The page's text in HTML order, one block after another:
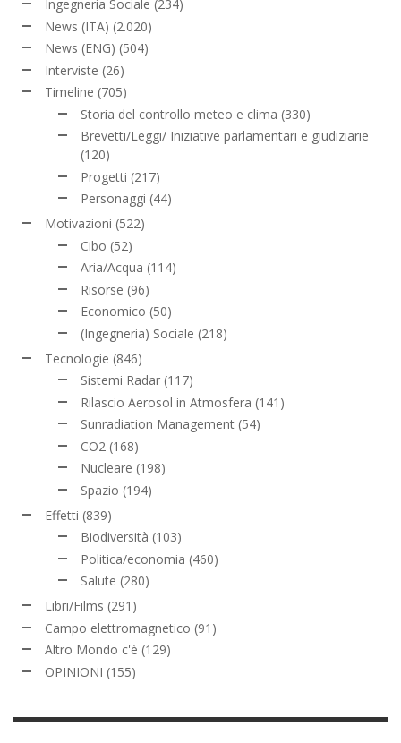
Ingegneria Sociale (234)
News (ITA) (2.020)
News (ENG) (504)
Interviste (26)
Timeline (705)
Storia del controllo meteo e clima (330)
Brevetti/Leggi/ Iniziative parlamentari e giudiziarie
(120)
Progetti (217)
Personaggi (44)
Motivazioni (522)
Cibo (52)
Aria/Acqua (114)
Risorse (96)
Economico (50)
(Ingegneria) Sociale (218)
Tecnologie (846)
Sistemi Radar (117)
Rilascio Aerosol in Atmosfera (141)
Sunradiation Management (54)
CO2 (168)
Nucleare (198)
Spazio (194)
Effetti (839)
Biodiversità (103)
Politica/economia (460)
Salute (280)
Libri/Films (291)
Campo elettromagnetico (91)
Altro Mondo c'è (129)
OPINIONI (155)